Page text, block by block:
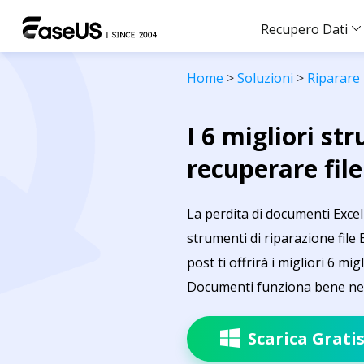
Recupero Dati
Home >Soluzioni > Riparare
I 6 migliori
recuperare file
La perdita di documenti
strumenti di riparazione file
post ti offrirà i migliori 6
Documenti funziona bene
Scarica Gratis